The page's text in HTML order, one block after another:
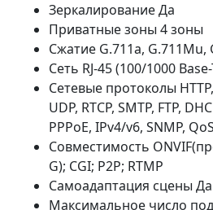
Зеркалирование Да
Приватные зоны 4 зоны
Сжатие G.711a, G.711Mu,
Сеть RJ-45 (100/1000
Сетевые протоколы HTTP,
UDP, RTCP, SMTP, FTP,
PPPoE, IPv4/v6, SNMP,
Совместимость
G); CGI; P2P; RTMP
Самоадаптация сцены Да
Максимальное число